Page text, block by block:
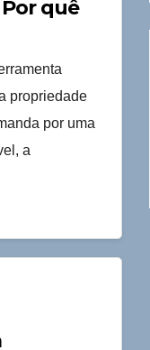
quê
propriedade
por uma
a